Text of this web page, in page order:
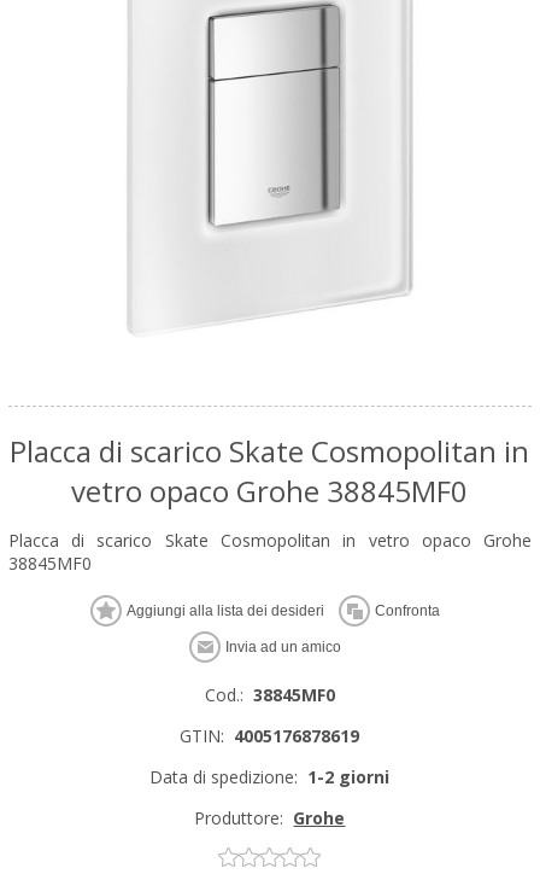
Placca di scarico Skate Cosmopolitan in
vetro opaco Grohe 38845MF0
Placca di scarico Skate Cosmopolitan in vetro opaco Grohe
38845MF0
Cod.: 38845MF0
GTIN: 4005176878619
Data di spedizione: 1-2 giorni
Produttore: Grohe